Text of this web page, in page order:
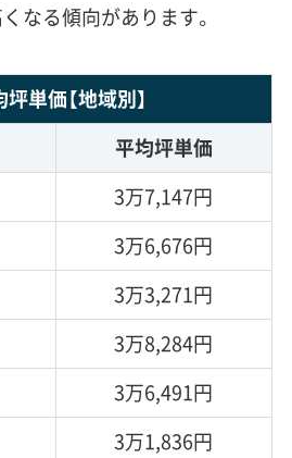
なる傾向があります。
坪単価【地域別】
平均坪単価
3万7,147円
3万6,676円
3万3,271円
3万8,284円
3万6,491円
3万1,836円